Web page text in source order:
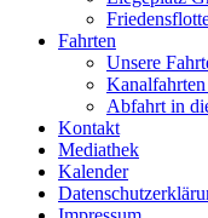
Fahrten
Unsere
Abfahrt in
Kontakt
Mediathek
Kalender